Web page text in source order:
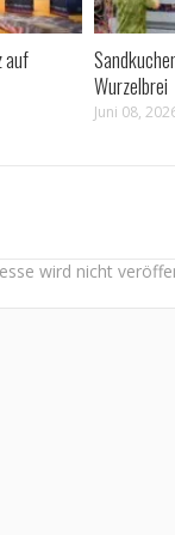
auf
Wurzelbrei
Juni 08,
wird nicht